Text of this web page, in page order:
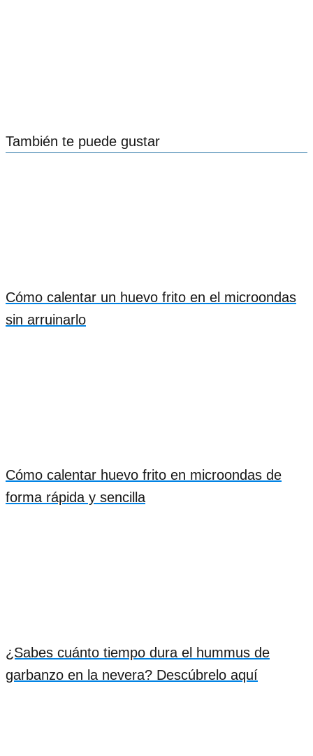
También te puede gustar
Cómo calentar un huevo frito en el microondas
sin arruinarlo
Cómo calentar huevo frito en microondas de
forma rápida y sencilla
¿Sabes cuánto tiempo dura el hummus de
garbanzo en la nevera? Descúbrelo aquí